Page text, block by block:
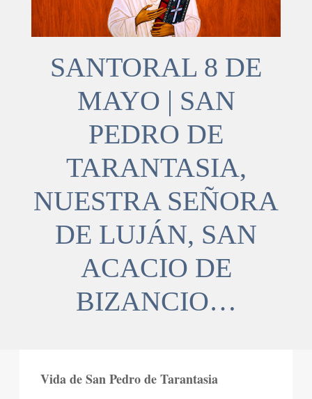
SANTORAL 8 DE
MAYO | SAN
PEDRO DE
TARANTASIA,
NUESTRA SEÑORA
DE LUJÁN, SAN
ACACIO DE
BIZANCIO…
Vida de San Pedro de Tarantasia